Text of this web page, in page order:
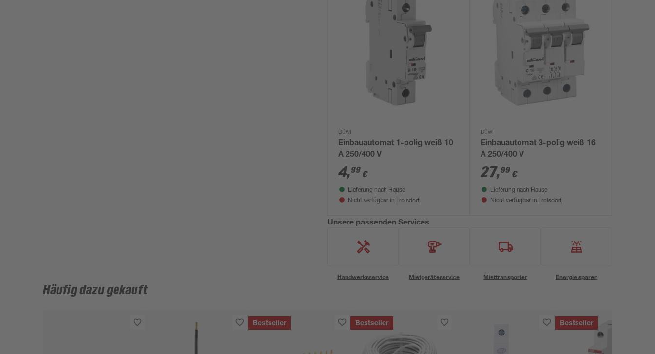
Düwi
Einbauautomat 1-polig weiß 10
A 250/400 V
4,99 €
Lieferung nach Hause
Nicht verfügbar in Troisdorf
Düwi
Einbauautomat 3-polig weiß 16
A 250/400 V
27,99 €
Lieferung nach Hause
Nicht verfügbar in Troisdorf
Unsere passenden Services
Handwerksservice Mietgeräteservice Miettransporter Energie sparen
Häufig dazu gekauft
Bestseller Bestseller Bestseller